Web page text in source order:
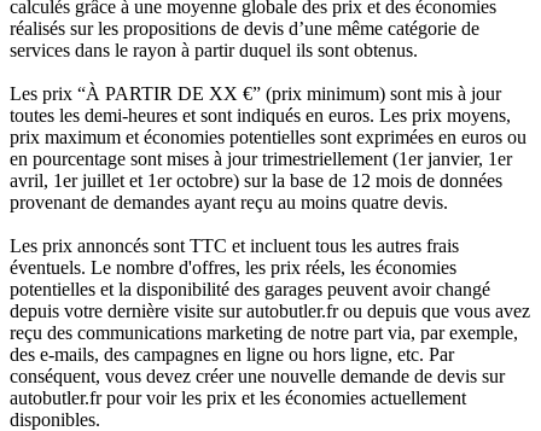
calculés grâce à une moyenne globale des prix et des économies
réalisés sur les propositions de devis d’une même catégorie de
services dans le rayon à partir duquel ils sont obtenus.
Les prix “À PARTIR DE XX €” (prix minimum) sont mis à jour
toutes les demi-heures et sont indiqués en euros. Les prix moyens,
prix maximum et économies potentielles sont exprimées en euros ou
en pourcentage sont mises à jour trimestriellement (1er janvier, 1er
avril, 1er juillet et 1er octobre) sur la base de 12 mois de données
provenant de demandes ayant reçu au moins quatre devis.
Les prix annoncés sont TTC et incluent tous les autres frais
éventuels. Le nombre d'offres, les prix réels, les économies
potentielles et la disponibilité des garages peuvent avoir changé
depuis votre dernière visite sur autobutler.fr ou depuis que vous avez
reçu des communications marketing de notre part via, par exemple,
des e-mails, des campagnes en ligne ou hors ligne, etc. Par
conséquent, vous devez créer une nouvelle demande de devis sur
autobutler.fr pour voir les prix et les économies actuellement
disponibles.